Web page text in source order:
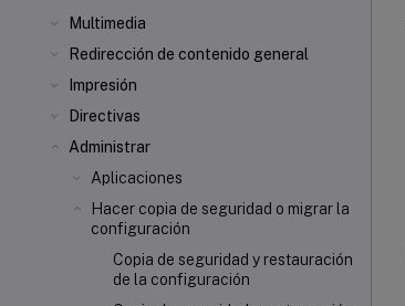
Multimedia
Redirección de contenido general
Impresión
Directivas
Administrar
Aplicaciones
Hacer copia de seguridad o migrar la
configuración
Copia de seguridad y restauración
de la configuración